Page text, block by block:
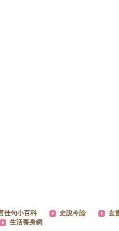
佳句小百科 史說今論
玄
生活養身網